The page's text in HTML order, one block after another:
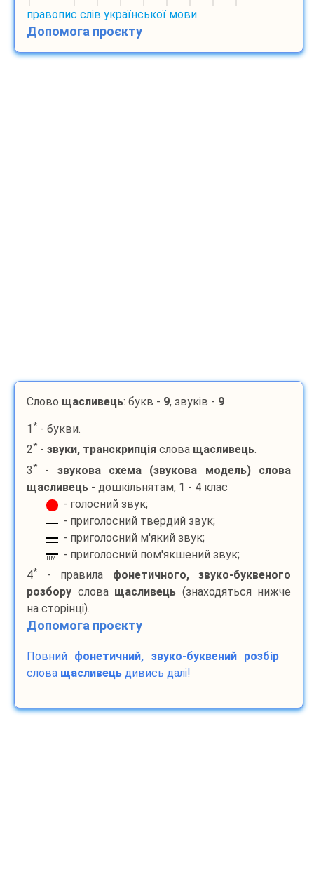
правопис слів української мови
Допомога проєкту
Слово щасливець: букв - 9, звуків - 9
1 * - букви.
2* - звуки, транскрипція слова щасливець.
3* - звукова схема (звукова модель) слова
щасливець - дошкільнятам, 1 - 4 клас
- голосний звук;
- приголосний твердий звук;
- приголосний м'який звук;
пм
- приголосний пом'якшений звук;
4* - правила фонетичного, звуко-буквеного
розбору слова щасливець (знаходяться нижче
на сторінці).
Допомога проєкту
Повний фонетичний, звуко-буквений розбір
слова щасливець дивись далі!